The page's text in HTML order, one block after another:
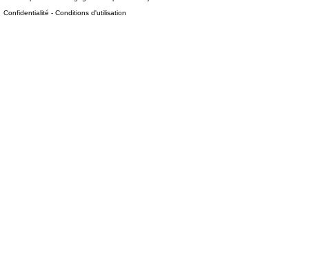
Confidentialité - Conditions d'utilisation